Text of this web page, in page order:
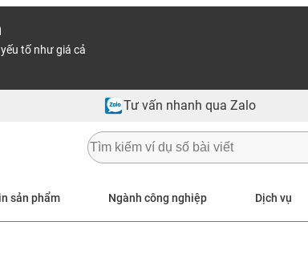
tố như giá cả
Tư vấn nhanh qua Zalo
sản phẩm Ngành công nghiệp Dịch vụ